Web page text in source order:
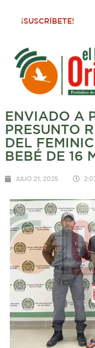
¡SUSCRÍBETE!
ENVIADO A
PRESUNTO
DEL
BEBÉ DE 16
JULIO 21, 2025